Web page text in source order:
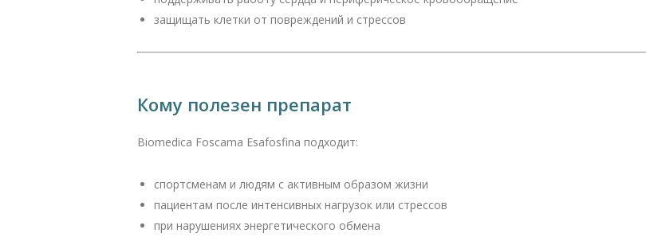
защищать клетки от повреждений и стрессов
Кому полезен препарат
Biomedica Foscama Esafosfina подходит:
спортсменам и людям с активным образом жизни
пациентам после интенсивных нагрузок или стрессов
при нарушениях энергетического обмена